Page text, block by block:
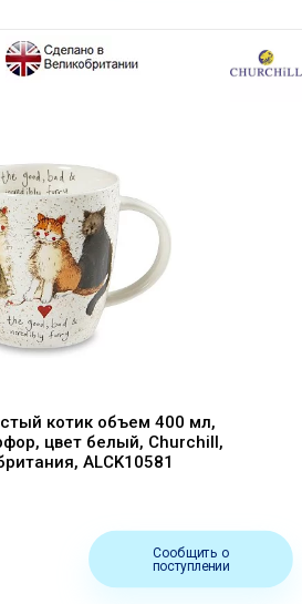
котик объем 400 мл,
цвет белый, Churchill,
ALCK10581
Сообщить о
поступлении